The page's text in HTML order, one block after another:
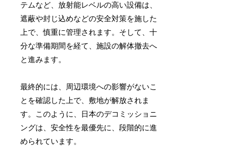
テムなど、放射能レベルの高い設備は、
遮蔽や封じ込めなどの安全対策を施した
上で、慎重に管理されます。そして、十
分な準備期間を経て、施設の解体撤去へ
と進みます。
最終的には、周辺環境への影響がないこ
とを確認した上で、敷地が解放されま
す。このように、日本のデコミッショニ
ングは、安全性を最優先に、段階的に進
められています。